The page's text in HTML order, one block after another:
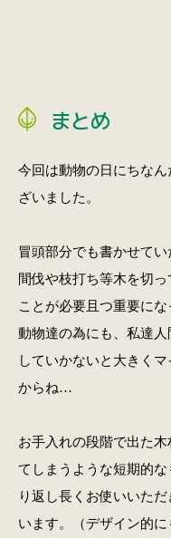
まとめ
今回は動物の日にちな
ざいました。
冒頭部分でも書かせて
間伐や枝打ち等木を切
ことが必要且つ重要にな
動物達の為にも、私達
していかないと大きく
からね…
お手入れの段階で出た
てしまうような短期的
り返し長くお使いいた
います。（デザイン的